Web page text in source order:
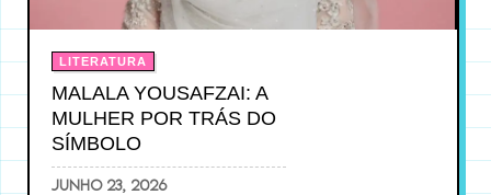
LITERATURA
MALALA YOUSAFZAI: A
MULHER POR TRÁS DO
SÍMBOLO
junho 23, 2026